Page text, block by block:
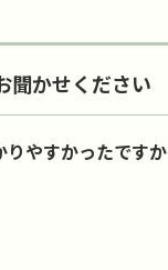
聞かせください
りやすかったですか